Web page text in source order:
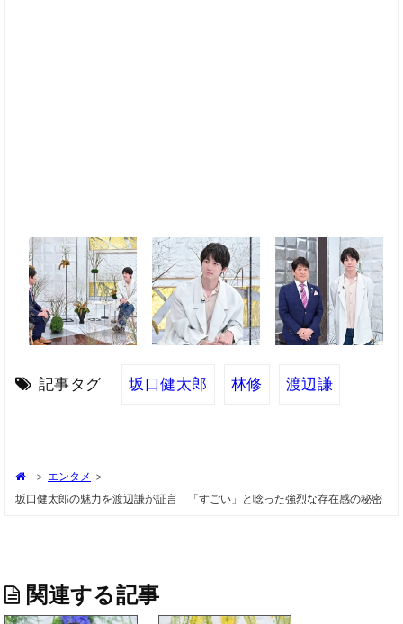
記事タグ 坂口健太郎 林修 渡辺謙
> エンタメ >
坂口健太郎の魅力を渡辺謙が証言 「すごい」と唸った強烈な存在感の秘密
関連する記事